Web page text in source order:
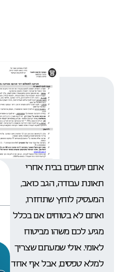
אתם יושבים בבית אחרי
תאונת עבודה, הגב כואב,
המעסיק לוחץ שתחזרו,
ואתם לא בטוחים אם בכלל
מגיע לכם משהו מביטוח
לאומי. אולי שמעתם שצריך
למלא טפסים, אבל אף אחד